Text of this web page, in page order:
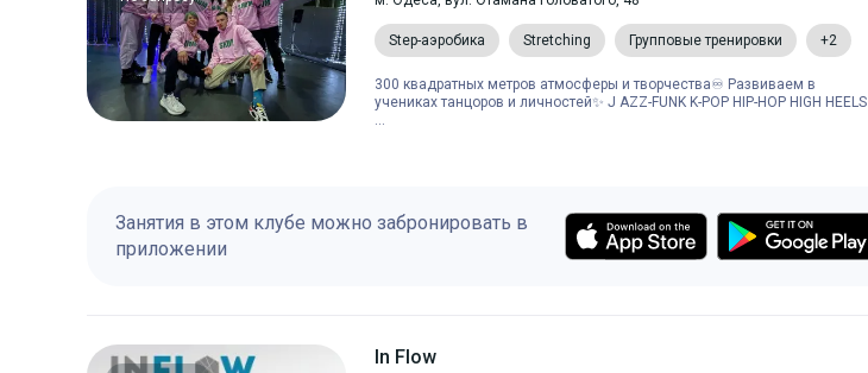
Step-аэробика Stretching Групповые тренировки +2
300 квадратных метров атмосферы и творчества♾ Развиваем в
учениках танцоров и личностей✨ J AZZ-FUNK K-POP HIP-HOP HIGH HEELS
...
Занятия в этом клубе можно забронировать в
приложении
In Flow